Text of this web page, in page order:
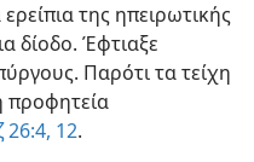
της ηπειρωτικής
δίοδο. Έφτιαξε
Παρότι τα τείχη
προφητεία
26:4, 12.